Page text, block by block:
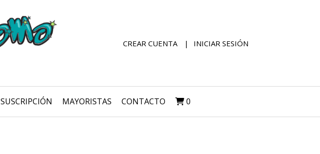
CREAR CUENTA INICIAR SESIÓN
SUSCRIPCIÓN MAYORISTAS CONTACTO 0